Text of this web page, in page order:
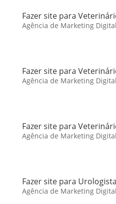
Fazer site para
Agência de Marketing
Fazer site para
Agência de Marketing
Fazer site para
Agência de Marketing
Fazer site para
Agência de Marketing